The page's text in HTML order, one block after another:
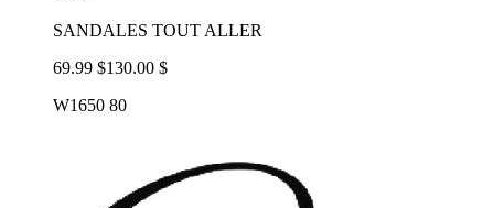
SANDALES TOUT ALLER
69.99 $130.00 $
W1650 80